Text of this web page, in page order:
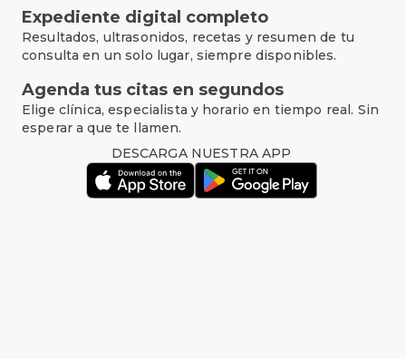
Expediente digital completo
Resultados, ultrasonidos, recetas y resumen de tu
consulta en un solo lugar, siempre disponibles.
Agenda tus citas en segundos
Elige clínica, especialista y horario en tiempo real. Sin
esperar a que te llamen.
DESCARGA NUESTRA APP